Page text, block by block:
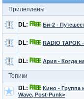
Прилеплены
DL: Би-2 -
DL: RADIO TAPOK
DL: Ария - Когда
Топики
DL:
Кино - Группа
Wave, Post-Punk>